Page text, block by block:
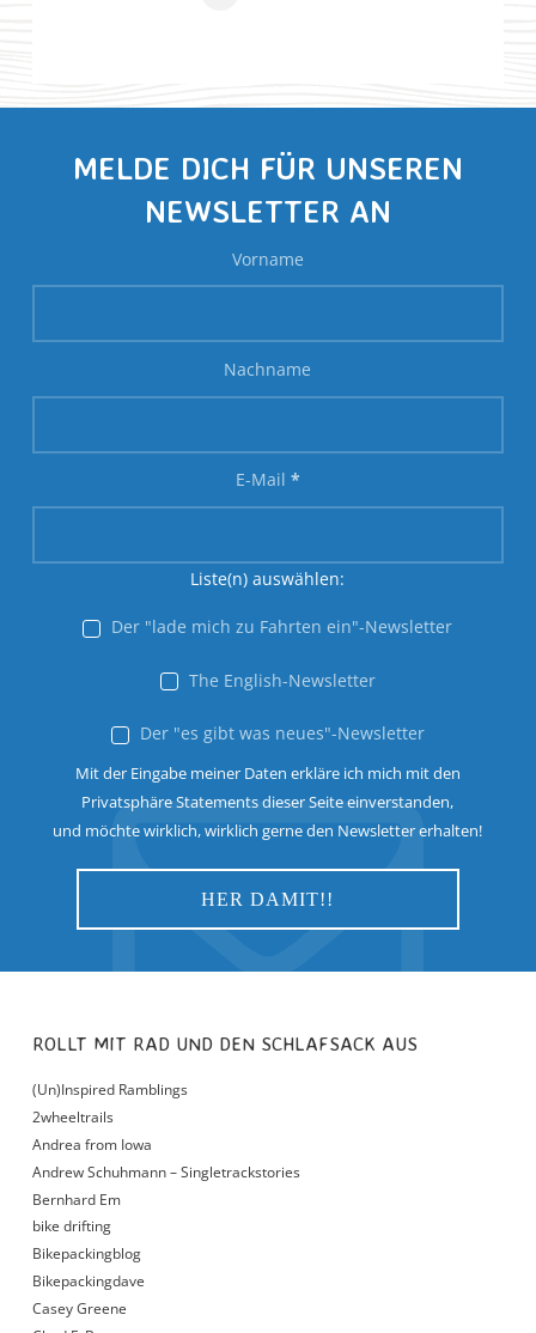
MELDE DICH FÜR UNSEREN
NEWSLETTER AN
Vorname
Nachname
E-Mail *
Liste(n) auswählen:
Der "lade mich zu Fahrten ein"-Newsletter
The English-Newsletter
Der "es gibt was neues"-Newsletter
Mit der Eingabe meiner Daten erkläre ich mich mit den
Privatsphäre Statements dieser Seite einverstanden,
und möchte wirklich, wirklich gerne den Newsletter erhalten!
ROLLT MIT RAD UND DEN SCHLAFSACK AUS
(Un)Inspired Ramblings
2wheeltrails
Andrea from Iowa
Andrew Schuhmann – Singletrackstories
Bernhard Em
bike drifting
Bikepackingblog
Bikepackingdave
Casey Greene